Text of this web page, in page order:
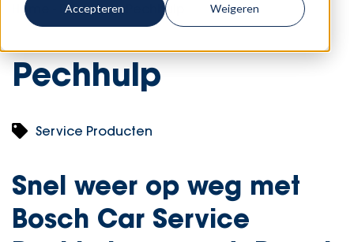
Accepteren Weigeren
Home Diensten- Pechhulp
Pechhulp
Service Producten
Snel weer op weg met
Bosch Car Service